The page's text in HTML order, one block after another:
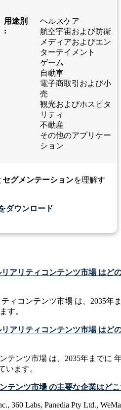
用途別
:
ヘルスケア
航空宇宙および防衛
メディアおよびエン
ターテイメント
ゲーム
自動車
電子商取引および小
売
観光およびホスピタ
リティ
不動産
その他のアプリケー
ション
セグメンテーションを理解す
ダウンロード
アリティコンテンツ市場 はど
ィコンテンツ市場 は、2035年
す。
アリティコンテンツ市場 はど
テンツ市場 は、2035年までに
います。
テンツ市場 の主要な企業はど
360 Labs, Panedia Pty Ltd.,